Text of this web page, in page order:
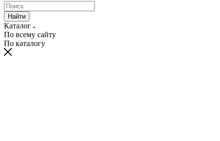
Найти
Каталог
По всему сайту
По каталогу